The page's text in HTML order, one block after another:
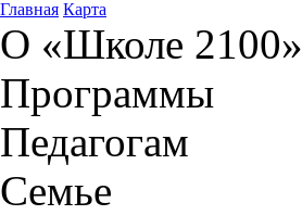
Главная Карта
О «Школе 2100»
Программы
Педагогам
Семье